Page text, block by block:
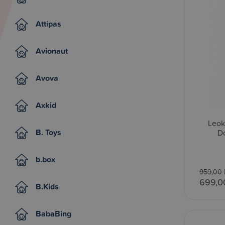
Attipas
Avionaut
Avova
Axkid
B. Toys
b.box
B.Kids
BabaBing
959,00